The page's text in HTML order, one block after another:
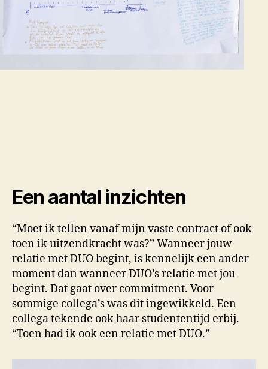
Een aantal inzichten
“Moet ik tellen vanaf mijn vaste contract of ook
toen ik uitzendkracht was?” Wanneer jouw
relatie met DUO begint, is kennelijk een ander
moment dan wanneer DUO’s relatie met jou
begint. Dat gaat over commitment. Voor
sommige collega’s was dit ingewikkeld. Een
collega tekende ook haar studententijd erbij.
“Toen had ik ook een relatie met DUO.”